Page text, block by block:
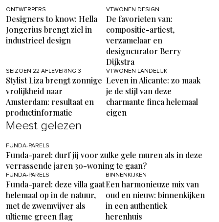
ONTWERPERS
Designers to know: Hella
Jongerius brengt ziel in
industrieel design
VTWONEN DESIGN
De favorieten van:
compositie-artiest,
verzamelaar en
designcurator Berry
Dijkstra
SEIZOEN 22 AFLEVERING 3
Stylist Liza brengt zonnige
vrolijkheid naar
Amsterdam: resultaat en
productinformatie
VTWONEN LANDELIJK
Leven in Alicante: zo maak
je de stijl van deze
charmante finca helemaal
eigen
Meest gelezen
FUNDA-PARELS
Funda-parel: durf jij voor zulke gele muren als in deze
verrassende jaren 30-woning te gaan?
FUNDA-PARELS
Funda-parel: deze villa gaat
helemaal op in de natuur,
met de zwemvijver als
ultieme green flag
BINNENKIJKEN
Een harmonieuze mix van
oud en nieuw: binnenkijken
in een authentiek
herenhuis